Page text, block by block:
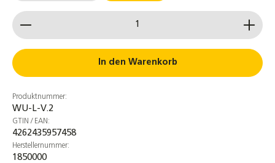
Produkt Anzahl: Gib den gewünschten Wert ein
In den Warenkorb
Produktnummer:
WU-L-V.2
GTIN / EAN:
4262435957458
Herstellernummer:
1850000